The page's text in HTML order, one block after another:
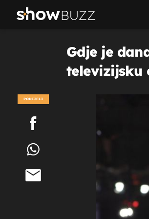
Gdje je
televizijsku
PODIJELI